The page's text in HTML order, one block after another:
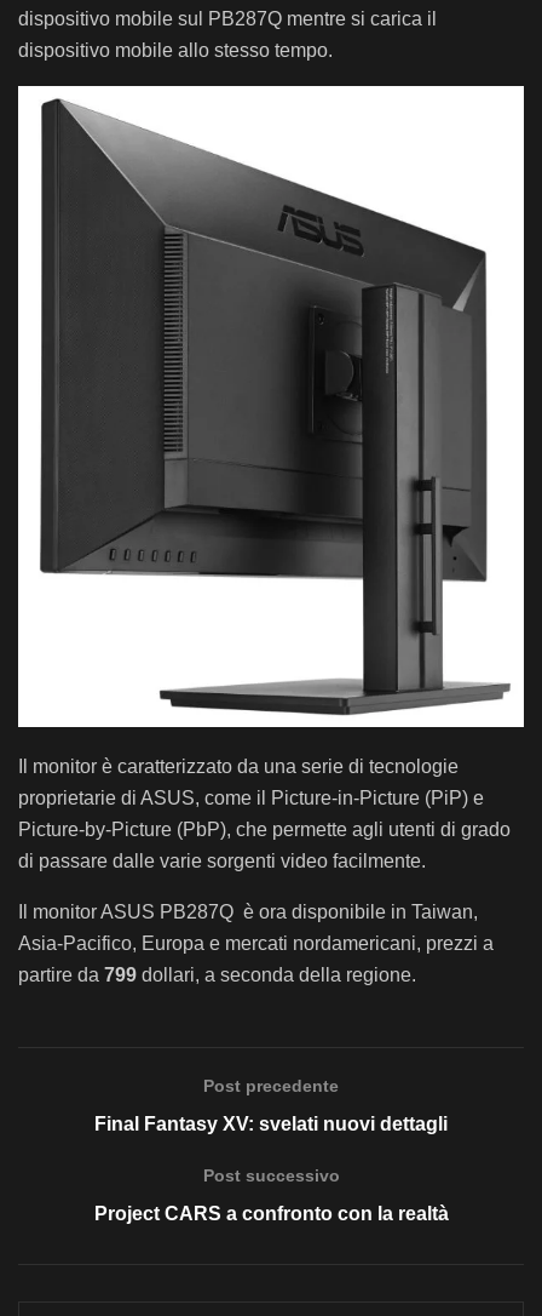
dispositivo mobile sul PB287Q mentre si carica il
dispositivo mobile allo stesso tempo.
Il monitor è caratterizzato da una serie di tecnologie
proprietarie di ASUS, come il Picture-in-Picture (PiP) e
Picture-by-Picture (PbP), che permette agli utenti di grado
di passare dalle varie sorgenti video facilmente.
Il monitor ASUS PB287Q è ora disponibile in Taiwan,
Asia-Pacifico, Europa e mercati nordamericani, prezzi a
partire da 799 dollari, a seconda della regione.
Post precedente
Final Fantasy XV: svelati nuovi dettagli
Post successivo
Project CARS a confronto con la realtà